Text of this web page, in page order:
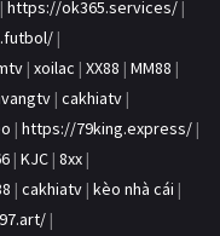
| https://ok365.services/ |
|
| xoilac | XX88 | MM88 |
| cakhiatv |
| https://79king.express/ |
| KJC | 8xx |
| cakhiatv | kèo nhà cái |
|